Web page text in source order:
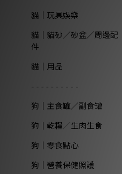
貓｜玩具娛樂
貓｜貓砂／砂盆／周邊配
件
貓｜用品
- - - - - - - - - -
狗｜主食罐／副食罐
狗｜乾糧／生肉生食
狗｜零食點心
狗｜營養保健照護